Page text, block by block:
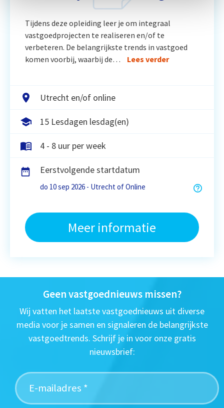
Tijdens deze opleiding leer je om integraal
vastgoedprojecten te realiseren en/of te
verbeteren. De belangrijkste trends in vastgoed
komen voorbij, waarbij de…
Lees verder
Utrecht en/of online
15 Lesdagen lesdag(en)
4 - 8 uur per week
Eerstvolgende startdatum
do 10 sep 2026 - Utrecht of Online
Meer informatie
Geen vastgoednieuws missen?
Wij vatten het laatste vastgoednieuws uit diverse
media voor je samen en signaleren de belangrijkste
vastgoedtrends. Schrijf je in voor onze gratis
nieuwsbrief: